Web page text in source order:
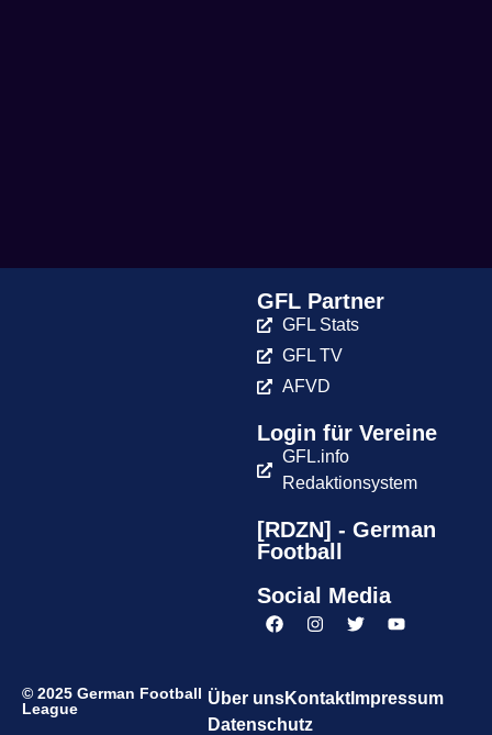
GFL Partner
GFL Stats
GFL TV
AFVD
Login für Vereine
GFL.info
Redaktionsystem
[RDZN] - German
Football
Social Media
© 2025 German Football
League
Über unsKontaktImpressum
Datenschutz